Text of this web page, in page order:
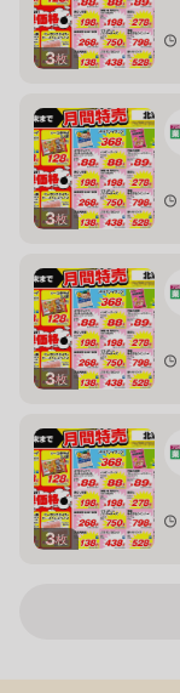
3枚
3枚
3枚
3枚